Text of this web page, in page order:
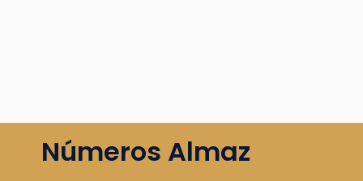
Números Almaz